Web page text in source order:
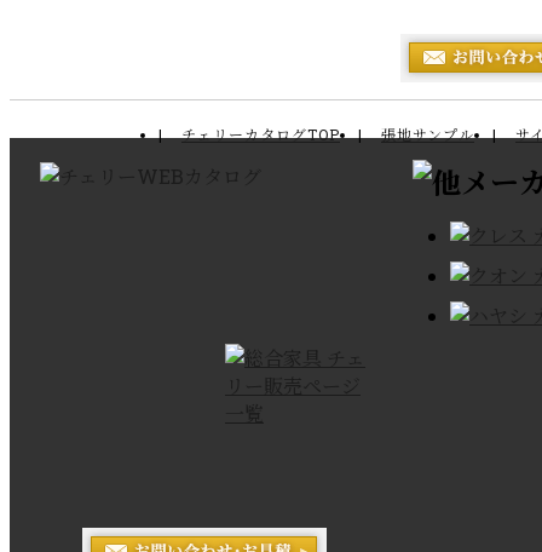
チェリーカタログTOP 張地サンプル サ